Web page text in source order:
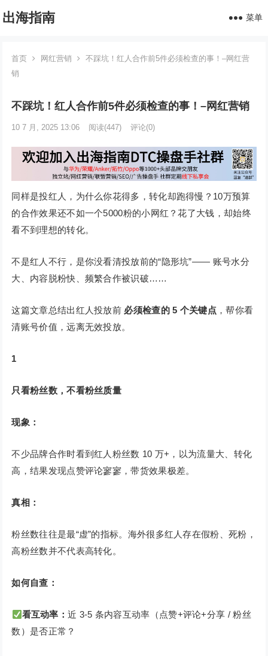
出海指南 菜单
首页 网红营销
不踩坑！红人合作前5件必须检查的事！–网红营
销
不踩坑！红人合作前5件必须检查的事！–网红营销
10 7 月, 2025 13:06 阅读(447) 评论(0)
同样是投红人，为什么你花得多，转化却跑得慢？10万预算
的合作效果还不如一个5000粉的小网红？花了大钱，却始终
看不到理想的转化。
不是红人不行，是你没看清投放前的“隐形坑”—— 账号水分
大、内容脱粉快、频繁合作被识破……
这篇文章总结出红人投放前 必须检查的 5 个关键点 ，帮你看
清账号价值，远离无效投放。
1
只看粉丝数，不看粉丝质量
现象：
不少品牌合作时看到红人粉丝数 10 万+，以为流量大、转化
高，结果发现点赞评论寥寥，带货效果极差。
真相：
粉丝数往往是最“虚”的指标。海外很多红人存在假粉、死粉，
高粉丝数并不代表高转化。
如何自查：
看互动率：近 3-5 条内容互动率（点赞+评论+分享 / 粉丝
数）是否正常？